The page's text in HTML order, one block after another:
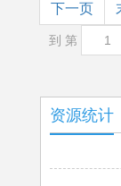
下一页
到 第
资源统计